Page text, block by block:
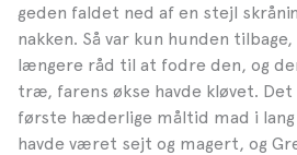
geden faldet ned af en stejl
nakken. Så var kun hunden
længere råd til at fodre den, og
træ, farens økse havde kløvet.
første hæderlige måltid mad i
havde været sejt og magert, og